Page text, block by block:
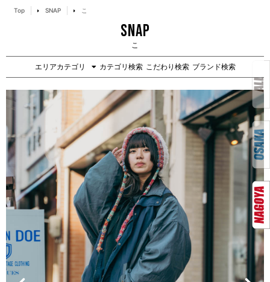
Top SNAP こ
SNAP
こ
エリアカテゴリ カテゴリ検索 こだわり検索 ブランド検索